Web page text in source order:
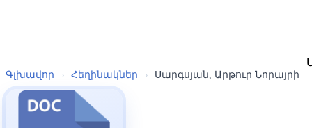
Գլխավոր › Հեղինակներ › Սարգսյան, Արթուր Նորայրի